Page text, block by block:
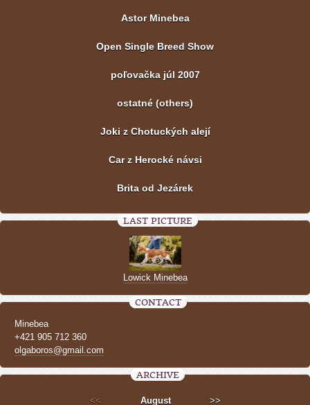
Astor Minebea
Open Single Breed Show
poľovačka júl 2007
ostatné (others)
Joki z Chotuckých alejí
Car z Herocké návsi
Brita od Jezárek
LAST PICTURE
Lowick Minebea
CONTACT
Minebea
+421 905 712 360
olgaboros@gmail.com
ARCHIVE
<< August >>